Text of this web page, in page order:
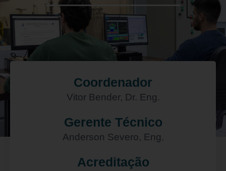
Coordenador
Vitor Bender, Dr. Eng.
Gerente Técnico
Anderson Severo, Eng.
Acreditação